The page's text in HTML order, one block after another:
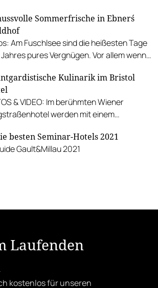
Sommerfrische in Ebner´s
Am Fuschlsee sind die heißesten Tage
pures Vergnügen. Vor allem wenn
darf.
Kulinarik im Bristol
& VIDEO: Im berühmten Wiener
werden mit einem
besten Seminar-Hotels 2021
Gault&Millau 2021
Laufenden
kostenlos für unseren